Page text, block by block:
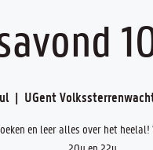
  |
UGent
en leer alles over het